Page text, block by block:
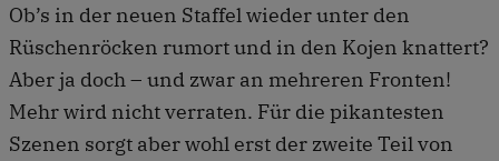
Ob’s in der neuen Staffel wieder unter den
Rüschen­röcken rumort und in den Kojen knattert?
Aber ja doch – und zwar an mehreren Fronten!
Mehr wird nicht verraten. Für die pikantesten
Szenen sorgt aber wohl erst der zweite Teil von